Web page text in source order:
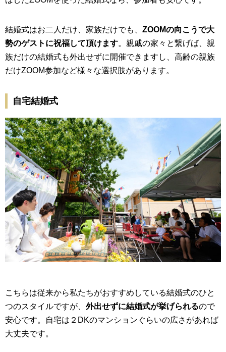
結婚式はお二人だけ、家族だけでも、 ZOOMの向こうで大
勢のゲストに祝福して頂けます。親戚の家々と繋げば、親
族だけの結婚式も外出せずに開催できますし、高齢の親族
だけZOOM参加など様々な選択肢があります。
自宅結婚式
こちらは従来から私たちがおすすめしている結婚式のひと
つのスタイルですが、 外出せずに結婚式が挙げられるので
安心です。自宅は２DKのマンションぐらいの広さがあれば
大丈夫です。